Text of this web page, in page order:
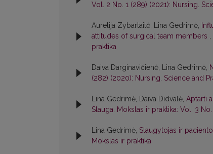
Vol. 2 No. 1 (289) (2021): Nursing.
Aurelija Zybartaitė, Lina Gedrimė,
attitudes of surgical team members ,
praktika
Daiva Darginavičienė, Lina Gedrimė,
(282) (2020): Nursing. Science and
Lina Gedrimė, Daiva Didvalė, Aptarti
Slauga. Mokslas ir praktika: Vol. 3
Lina Gedrimė, Slaugytojas ir
Mokslas ir praktika